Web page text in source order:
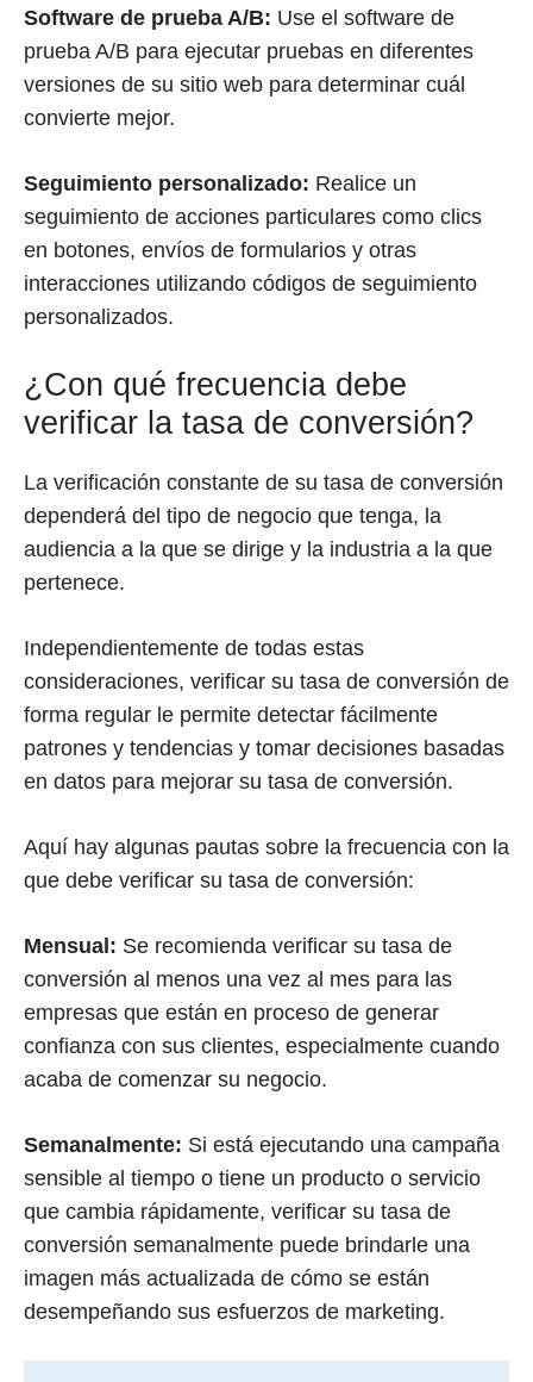
Software de prueba A/B: Use el software de
prueba A/B para ejecutar pruebas en diferentes
versiones de su sitio web para determinar cuál
convierte mejor.
Seguimiento personalizado: Realice un
seguimiento de acciones particulares como clics
en botones, envíos de formularios y otras
interacciones utilizando códigos de seguimiento
personalizados.
¿Con qué frecuencia debe
verificar la tasa de conversión?
La verificación constante de su tasa de conversión
dependerá del tipo de negocio que tenga, la
audiencia a la que se dirige y la industria a la que
pertenece.
Independientemente de todas estas
consideraciones, verificar su tasa de conversión de
forma regular le permite detectar fácilmente
patrones y tendencias y tomar decisiones basadas
en datos para mejorar su tasa de conversión.
Aquí hay algunas pautas sobre la frecuencia con la
que debe verificar su tasa de conversión:
Mensual: Se recomienda verificar su tasa de
conversión al menos una vez al mes para las
empresas que están en proceso de generar
confianza con sus clientes, especialmente cuando
acaba de comenzar su negocio.
Semanalmente: Si está ejecutando una campaña
sensible al tiempo o tiene un producto o servicio
que cambia rápidamente, verificar su tasa de
conversión semanalmente puede brindarle una
imagen más actualizada de cómo se están
desempeñando sus esfuerzos de marketing.